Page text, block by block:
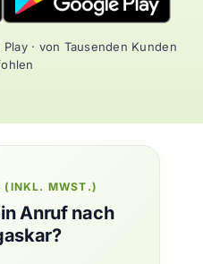
· von Tausenden Kunden
(INKL. MWST.)
Anruf nach